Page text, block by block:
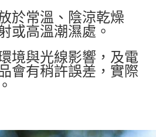
於常溫、陰涼乾燥
或高溫潮濕處。
境與光線影響，及電
會有稍許誤差，實際